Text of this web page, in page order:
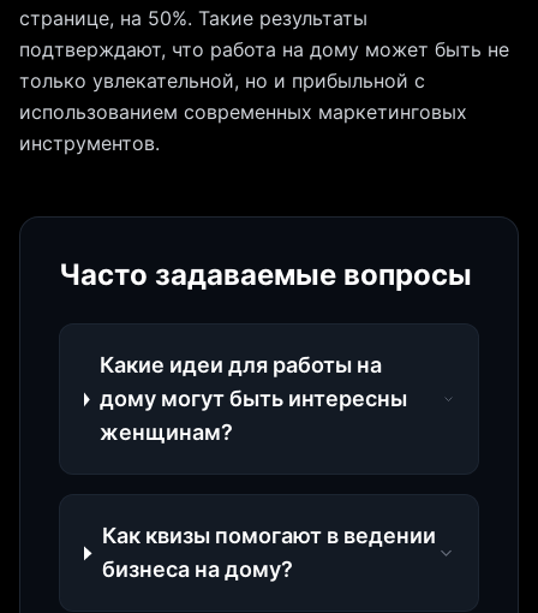
странице, на 50%. Такие результаты
подтверждают, что работа на дому может быть не
только увлекательной, но и прибыльной с
использованием современных маркетинговых
инструментов.
Часто задаваемые вопросы
Какие идеи для работы на
дому могут быть интересны
женщинам?
Как квизы помогают в ведении
бизнеса на дому?